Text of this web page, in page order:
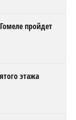
пройдет
этажа